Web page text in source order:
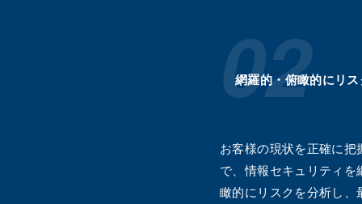
網羅的・俯瞰的にリ
お客様の現状を正確に把
で、情報セキュリティを
瞰的にリスクを分析し、